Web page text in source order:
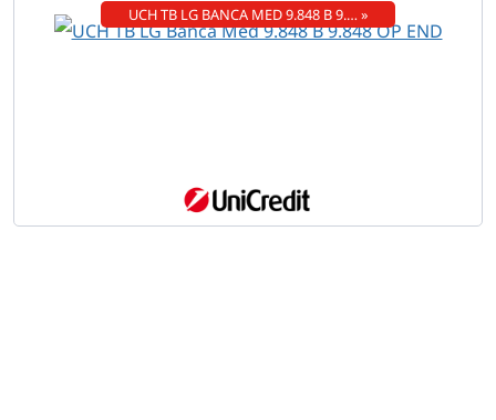
UCH TB LG BANCA MED 9.848 B 9.… »